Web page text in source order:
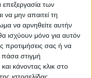
των
μην απαιτεί τη
να αρνηθείτε αυτήν
ισχύουν μόνο για αυτόν
προτιμήσεις σας ή να
στιγμή
κάνοντας κλικ στο
στην κύρια
έως και
τους
Α.Ε.Ι., εφόσον
της περ. δ
(Α ́ 111).